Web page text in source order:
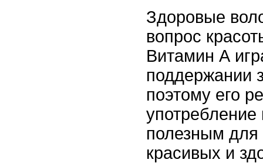
Здоровые
вопрос
Витамин А
поддержании
поэтому его
полезным для
красивых и